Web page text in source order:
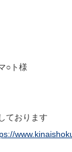
ト様
ております